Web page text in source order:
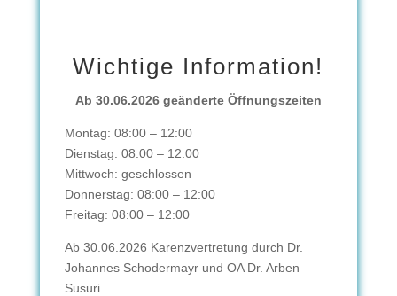
Wichtige Information!
Ab 30.06.2026 geänderte Öffnungszeiten
Montag: 08:00 – 12:00
Dienstag: 08:00 – 12:00
Mittwoch: geschlossen
Donnerstag: 08:00 – 12:00
Freitag: 08:00 – 12:00
Ab 30.06.2026 Karenzvertretung durch Dr.
Johannes Schodermayr und OA Dr. Arben
Susuri.